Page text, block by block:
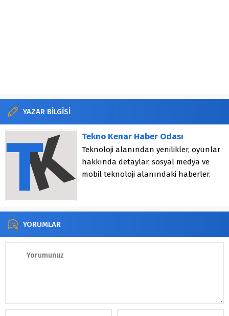
YAZAR BİLGİSİ
Tekno Kenar Haber Odası
Teknoloji alanından yenilikler, oyunlar
hakkında detaylar, sosyal medya ve
mobil teknoloji alanındaki haberler.
YORUMLAR